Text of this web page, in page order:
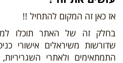
אז כאן זה המקום להתחיל !!
בחלק זה של האתר תוכלו
שדורשות משיראלים אישורי
התמתאימים ולאתרי